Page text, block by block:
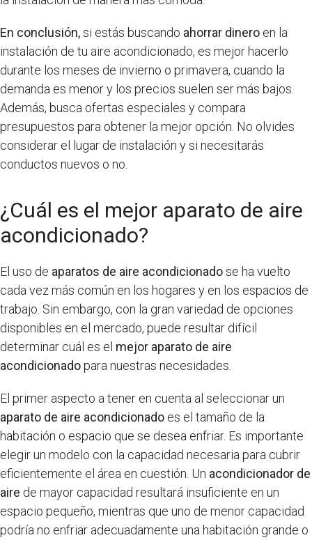
En conclusión,si estás buscando ahorrar dinero en la
instalación de tu aire acondicionado, es mejor hacerlo
durante los meses de invierno o primavera, cuando la
demanda es menor y los precios suelen ser más bajos.
Además, busca ofertas especiales y compara
presupuestos para obtener la mejor opción. No olvides
considerar el lugar de instalación y si necesitarás
conductos nuevos o no.
¿Cuál es el mejor aparato de aire
acondicionado?
El uso de aparatos de aire acondicionadose ha vuelto
cada vez más común en los hogares y en los espacios de
trabajo. Sin embargo, con la gran variedad de opciones
disponibles en el mercado, puede resultar difícil
determinar cuál es el mejor aparato de aire
acondicionadopara nuestras necesidades.
El primer aspecto a tener en cuenta al seleccionar un
aparato de aire acondicionado es el tamaño de la
habitación o espacio que se desea enfriar. Es importante
elegir un modelo con la capacidad necesaria para cubrir
eficientemente el área en cuestión. Un acondicionador de
aire de mayor capacidad resultará insuficiente en un
espacio pequeño, mientras que uno de menor capacidad
podría no enfriar adecuadamente una habitación grande o